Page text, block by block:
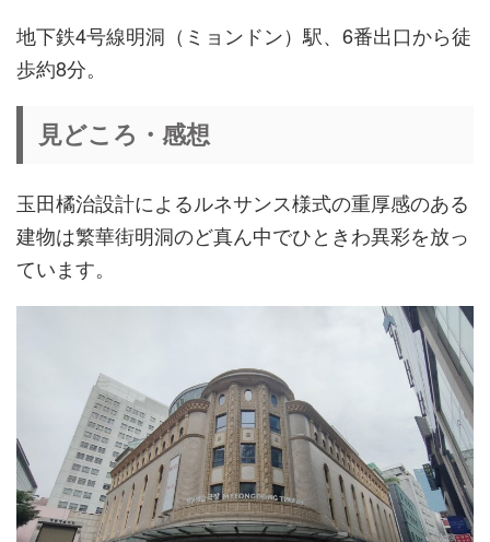
地下鉄4号線明洞（ミョンドン）駅、6番出口から徒
歩約8分。
見どころ・感想
玉田橘治設計によるルネサンス様式の重厚感のある
建物は繁華街明洞のど真ん中でひときわ異彩を放っ
ています。